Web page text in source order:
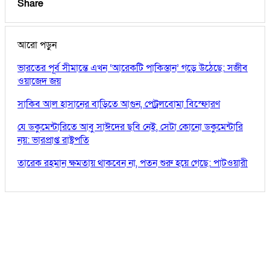
Share
আরো পড়ুন
ভারতের পূর্ব সীমান্তে এখন ‘আরেকটি পাকিস্তান’ গড়ে উঠেছে: সজীব
ওয়াজেদ জয়
সাকিব আল হাসানের বাড়িতে আগুন, পেট্রলবোমা বিস্ফোরণ
যে ডকুমেন্টারিতে আবু সাঈদের ছবি নেই, সেটা কোনো ডকুমেন্টারি
নয়: ভারপ্রাপ্ত রাষ্ট্রপতি
তারেক রহমান ক্ষমতায় থাকবেন না, পতন শুরু হয়ে গেছে: পাটওয়ারী